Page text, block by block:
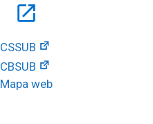
open_in_new
CSSUB
CBSUB
Mapa web